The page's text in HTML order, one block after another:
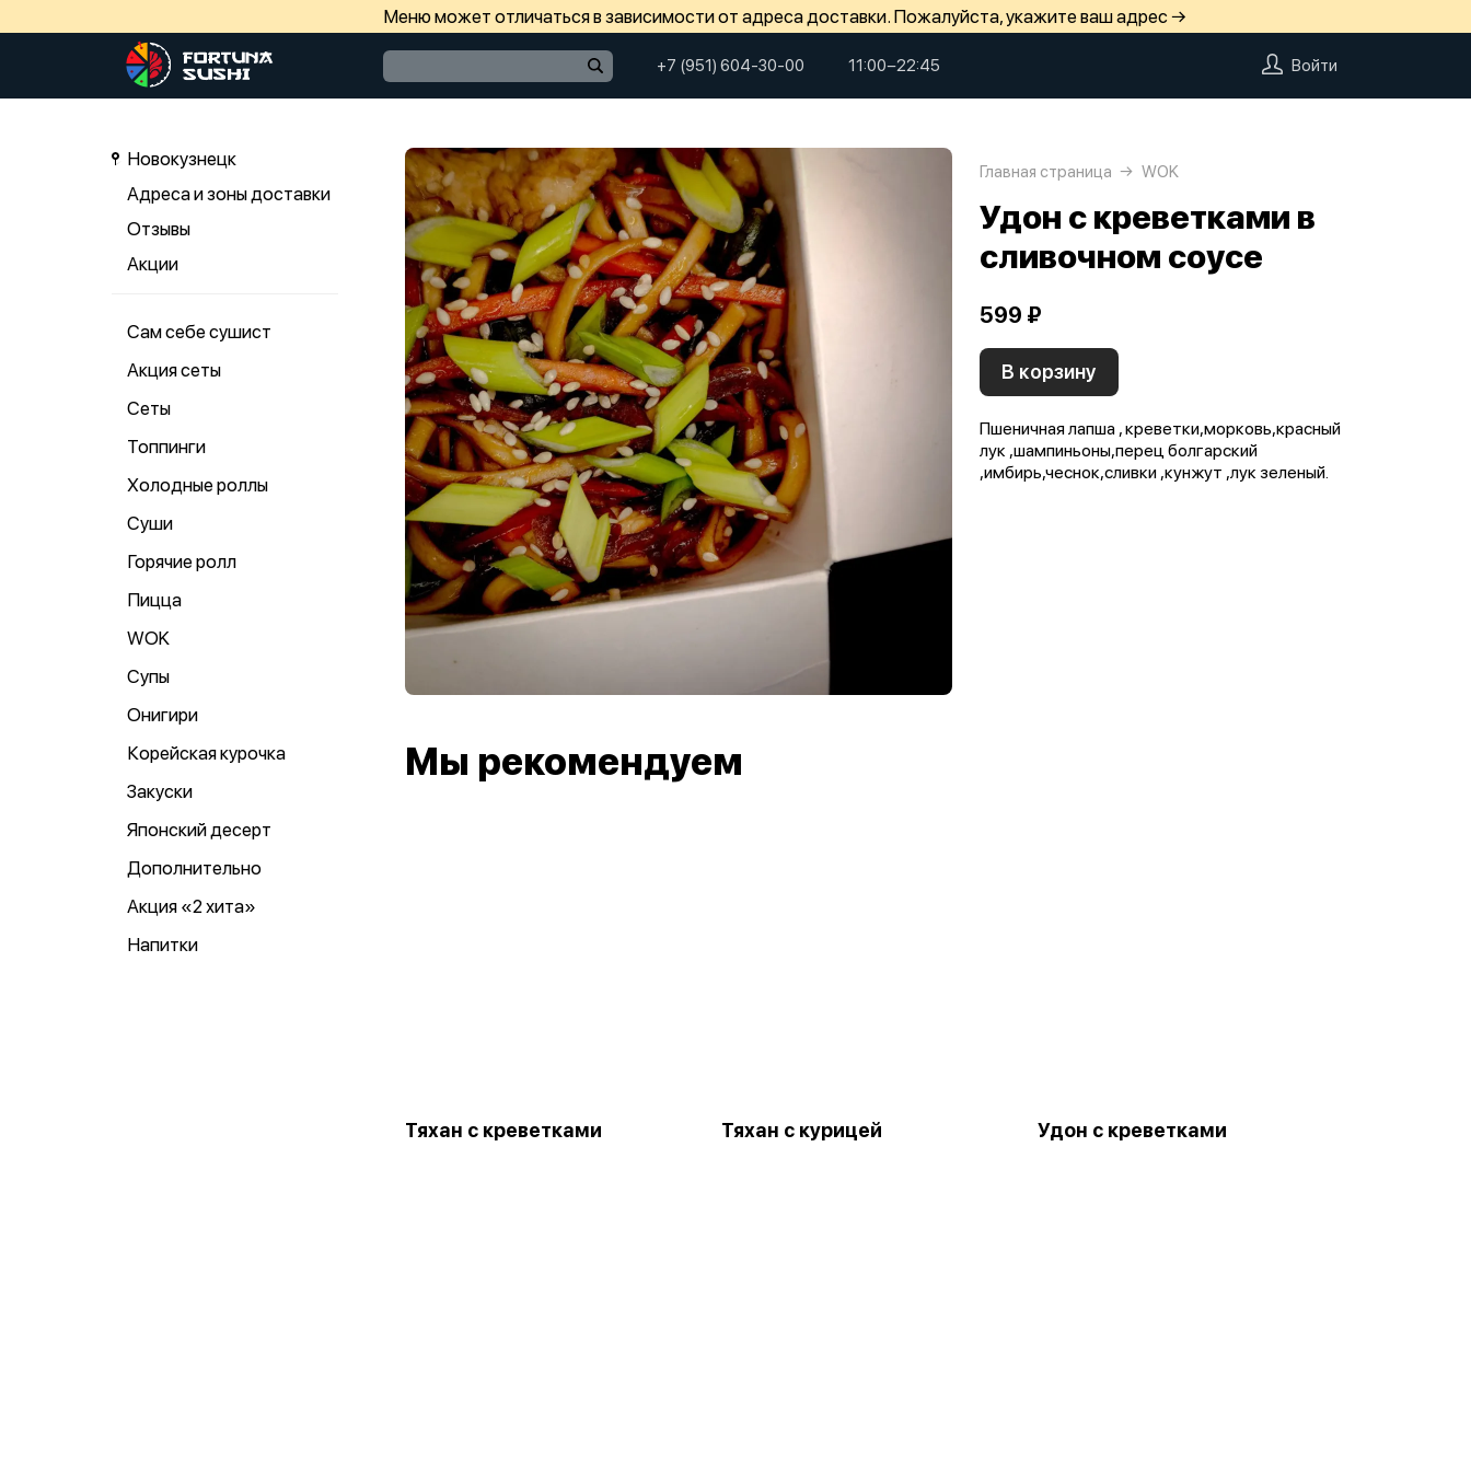
Меню может отличаться в зависимости от адреса доставки. Пожалуйста, укажите ваш адрес →
+7 (951) 604-30-00 11:00−22:45 Войти
Новокузнецк
Адреса и зоны доставки
Отзывы
Акции
Сам себе сушист
Акция сеты
Сеты
Топпинги
Холодные роллы
Суши
Горячие ролл
Пицца
WOK
Супы
Онигири
Корейская курочка
Закуски
Японский десерт
Дополнительно
Акция «2 хита»
Напитки
Главная страница WOK
Удон с креветками в
сливочном соусе
599 ₽
В корзину
Пшеничная лапша , креветки,морковь,красный
лук ,шампиньоны,перец болгарский
,имбирь,чеснок,сливки ,кунжут ,лук зеленый.
Мы рекомендуем
Тяхан с креветками Тяхан с курицей Удон с креветками